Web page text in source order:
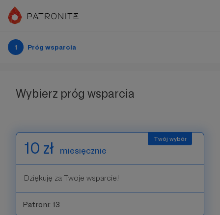
1 Próg wsparcia
Wybierz próg wsparcia
10 zł miesięcznie
Dziękuję za Twoje wsparcie!
Patroni: 13